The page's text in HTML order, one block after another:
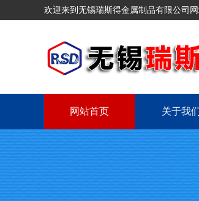
欢迎来到无锡瑞斯得金属制品有限公司网
网站首页 关于我